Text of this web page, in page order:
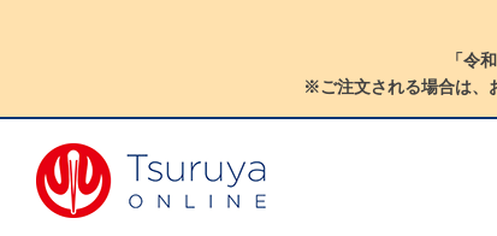
「令
※ご注文される場合は、